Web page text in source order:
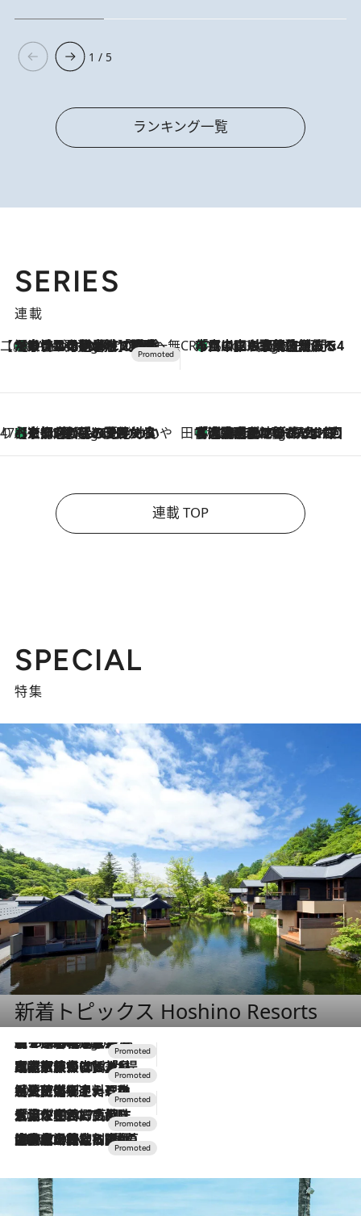
1 / 5
ランキング一覧
SERIES
連載
【CREA×星野リゾート】唯一無二。癒しと発見が待つ場所へ
3 Hours Ago
【トンボの足水浴】ヒノキの香りに包まれて涼感マックス！約13℃の湧水かけ流しを避暑地「星野温泉 トンボの湯」で体験 CREA'S CHOICE
5 Hours Ago
「立川にも歌舞伎があるんだよ」 片岡仁左衛門・市川中車ら豪華座組みで4年目の立川立飛歌舞伎へ
47都道府県の手みやげ ひんやりスイーツで夏を満喫
5 Hours Ago
【京都府】この夏絶対食べたい 冷やしておいしいおやつ3選 ひと口目から心を掴む新緑のテリーヌ 田中稲の勝手に再ブーム
10 Hours Ago
「湘南乃風に憧れて」観客大盛上がりの“タオル回し”に、ラッパー顔負けの高速歌唱まで…さだまさし（74）のアグレッシブすぎる現在地
連載 TOP
SPECIAL
特集
新着トピックス Hoshino Resorts
3 Hours Ago
【トンボの足水浴】ヒノキの香りに包まれて涼感マックス！約13℃の湧水かけ流しを避暑地「星野温泉 トンボの湯」で体験
2026.7.31
【ホテル帰省】という選択肢をOMOが提案。家族とほどよい距離を保つには「昼は実家、夜は気兼ねなくホテルで！」
2026.7.24
【夏限定ディナーコース】旬を迎える稚鮎や花ズッキーニなどをイタリア・トスカーナの郷土料理の手法で満喫！
2026.7.17
「土佐和ハーブかき氷」がOMO7高知に登場！生姜、山椒、大葉など目にも舌にも涼を呼ぶ郷土の味
2026.7.10
NEW OPEN！【界 草津】名湯の地に誕生。趣の異なる2種の温泉と上州ならではの会席・蕎麦割烹など美食を味わう究極の癒やし旅